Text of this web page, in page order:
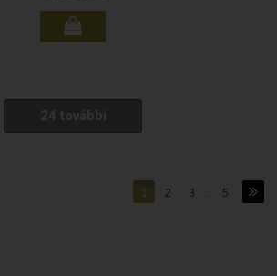
24 további
1 2 3 5